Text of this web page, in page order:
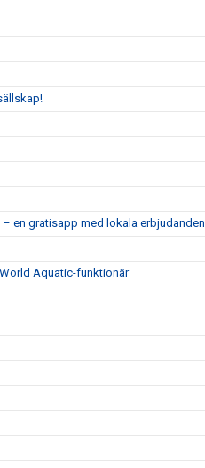
en gratisapp med lokala erbjudanden
Aquatic-funktionär